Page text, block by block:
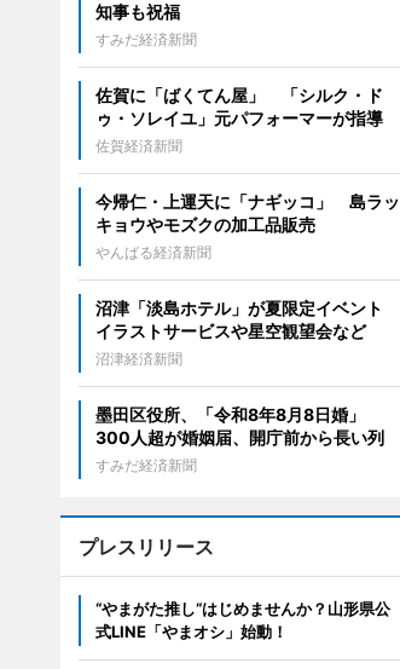
知事も祝福
すみだ経済新聞
佐賀に「ばくてん屋」 「シルク・ド
ゥ・ソレイユ」元パフォーマーが指導
佐賀経済新聞
今帰仁・上運天に「ナギッコ」 島ラッ
キョウやモズクの加工品販売
やんばる経済新聞
沼津「淡島ホテル」が夏限定イベント
イラストサービスや星空観望会など
沼津経済新聞
墨田区役所、「令和8年8月8日婚」
300人超が婚姻届、開庁前から長い列
すみだ経済新聞
プレスリリース
“やまがた推し“はじめませんか？山形県公
式LINE「やまオシ」始動！